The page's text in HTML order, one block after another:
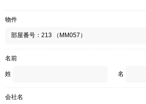
物件
名前
姓 名
会社名